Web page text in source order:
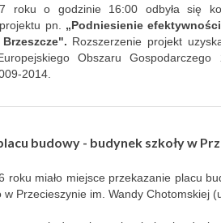
roku o godzinie 16:00 odbyła się
pn. „Podniesienie
Rozszerzenie projekt
Obszaru
2014.
budowy - budynek szkoły w
roku miało miejsce przekazanie placu
w Przecieszynie im. Wandy Chotomskiej